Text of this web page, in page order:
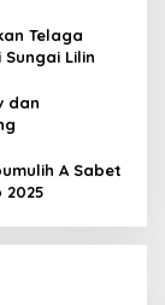
Telaga
Lilin
dan
A Sabet
2025